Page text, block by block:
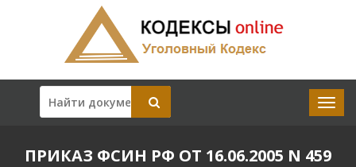
ПРИКАЗ ФСИН РФ ОТ 16.06.2005 N 459